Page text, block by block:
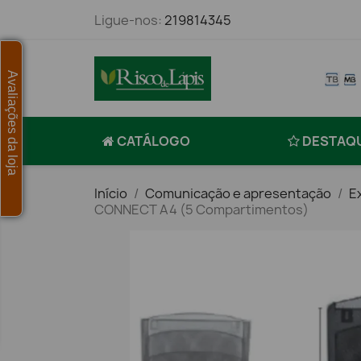
Ligue-nos: 219814345
CATÁLOGO
Início Comunicação e apresentação
CONNECT A4 (5 Compartimentos)
Avaliações da loja